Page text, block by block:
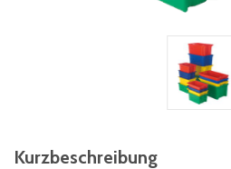
Kurzbeschreibung